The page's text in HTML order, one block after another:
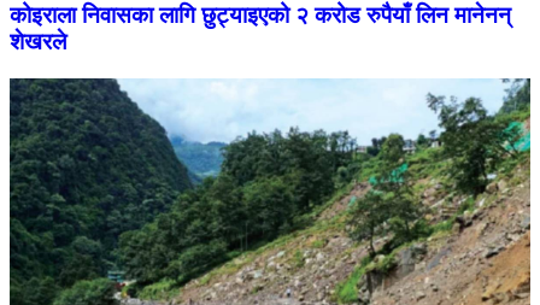
कोइराला निवासका लागि छुट्याइएको २ करोड रुपैयाँ लिन मानेनन्
शेखरले